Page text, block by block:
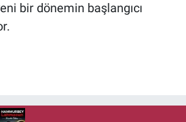
bir dönemin başlangıcı